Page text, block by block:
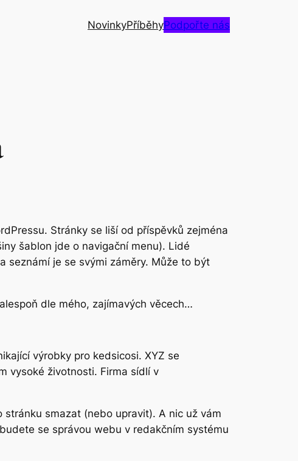
NovinkyPříběhyPodpořte nás
Stránky se liší od příspěvků zejména
šablon jde o navigační menu). Lidé
seznámí je se svými záměry. Může to být
dle mého, zajímavých věcech…
výrobky pro kedsicosi. XYZ se
vysoké životnosti. Firma sídlí v
stránku smazat (nebo upravit). A nic už vám
se správou webu v redakčním systému